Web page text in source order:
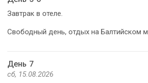
Завтрак в отеле.
Свободный день, отдых на Балтийском
День 7
сб, 15.08.2026